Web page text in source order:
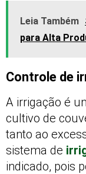
Leia Também
para Alta
Controle de
A irrigação é
cultivo de
tanto ao
sistema de
indicado, pois